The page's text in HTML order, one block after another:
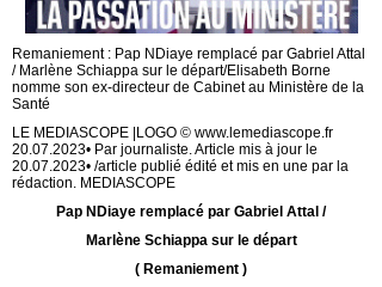
Remaniement : Pap NDiaye remplacé par Gabriel Attal
/ Marlène Schiappa sur le départ/Elisabeth Borne
nomme son ex-directeur de Cabinet au Ministère de la
Santé
LE MEDIASCOPE |LOGO © www.lemediascope.fr
20.07.2023• Par journaliste. Article mis à jour le
20.07.2023• /article publié édité et mis en une par la
rédaction. MEDIASCOPE
Pap NDiaye remplacé par Gabriel Attal /
Marlène Schiappa sur le départ
( Remaniement )